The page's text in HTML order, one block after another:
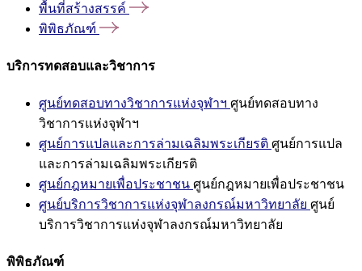
พื้นที่สร้างสรรค์
พิพิธภัณฑ์
บริการทดสอบและวิชาการ
ศูนย์ทดสอบทางวิชาการแห่งจุฬาฯ ศูนย์ทดสอบทาง
วิชาการแห่งจุฬาฯ
ศูนย์การแปลและการล่ามเฉลิมพระเกียรติ ศูนย์การแปล
และการล่ามเฉลิมพระเกียรติ
ศูนย์กฎหมายเพื่อประชาชน ศูนย์กฎหมายเพื่อประชาชน
ศูนย์บริการวิชาการแห่งจุฬาลงกรณ์มหาวิทยาลัย ศูนย์
บริการวิชาการแห่งจุฬาลงกรณ์มหาวิทยาลัย
พิพิธภัณฑ์